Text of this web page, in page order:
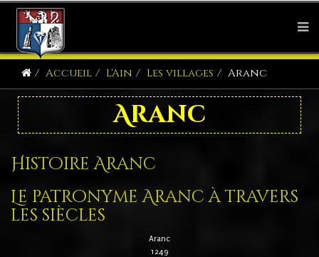
Accueil L'Ain Les villages Aranc
Aranc
Histoire Aranc
Le patronyme Aranc à travers
les siècles
Aranc
1249